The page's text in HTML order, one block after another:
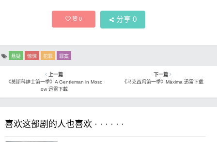
赞0 分享 0
悬疑 惊悚 犯罪 罪案
上一篇
《莫斯科绅士第一季》A Gentleman in Mosc
ow 迅雷下载
下一篇
《马克西玛第一季》Máxima 迅雷下载
喜欢这部剧的人也喜欢 · · · · · ·